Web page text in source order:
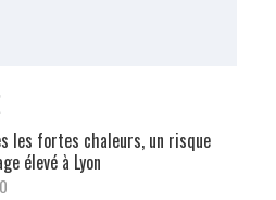
les fortes chaleurs, un risque
élevé à Lyon